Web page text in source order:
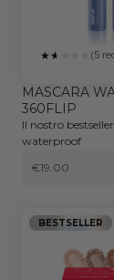
(5
MASCARA
360FLIP
Il nostro
waterproof
€19.00
BESTSELLER